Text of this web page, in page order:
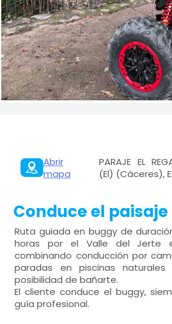
Abrir
mapa
PARAJE EL
(El) (Cáceres),
Conduce el paisaje
Ruta guiada en buggy de
horas por el Valle del Jerte
combinando conducción por
paradas en piscinas
posibilidad de bañarte.
El cliente conduce el buggy,
guía profesional.